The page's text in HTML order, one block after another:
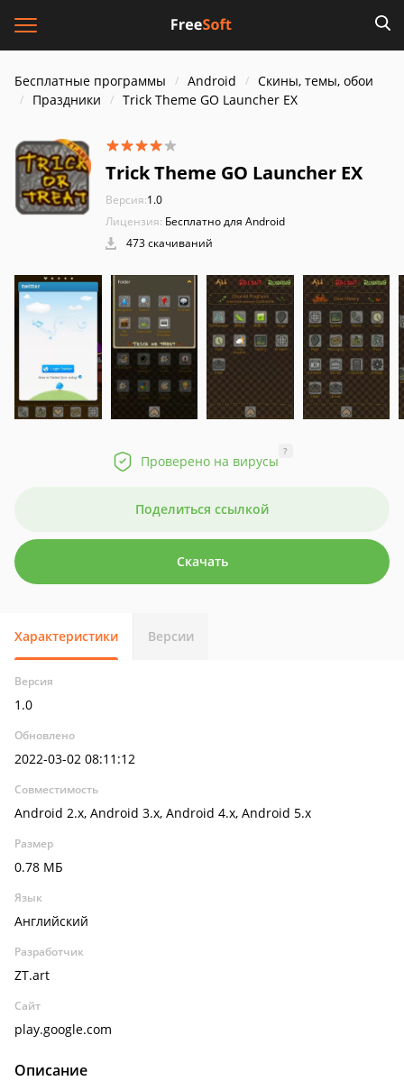
Бесплатные программы Android
Скины, темы, обои
Праздники
Trick Theme GO Launcher EX
Trick Theme GO Launcher EX
Версия:1.0
Лицензия: Бесплатно для Android
473 скачиваний
Проверено на вирусы
?
Поделиться ссылкой
Скачать
Характеристики Версии
Версия
1.0
Обновлено
2022-03-02 08:11:12
Совместимость
Android 2.x, Android 3.x, Android 4.x, Android 5.x
Размер
0.78 МБ
Язык
Английский
Разработчик
ZT.art
Сайт
play.google.com
Описание